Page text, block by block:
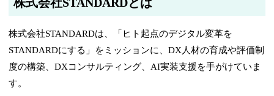
株式会社STANDARDは、「ヒト起点のデジタル変革を
STANDARDにする」をミッションに、DX人材の育成や評価制
度の構築、DXコンサルティング、AI実装支援を手がけていま
す。